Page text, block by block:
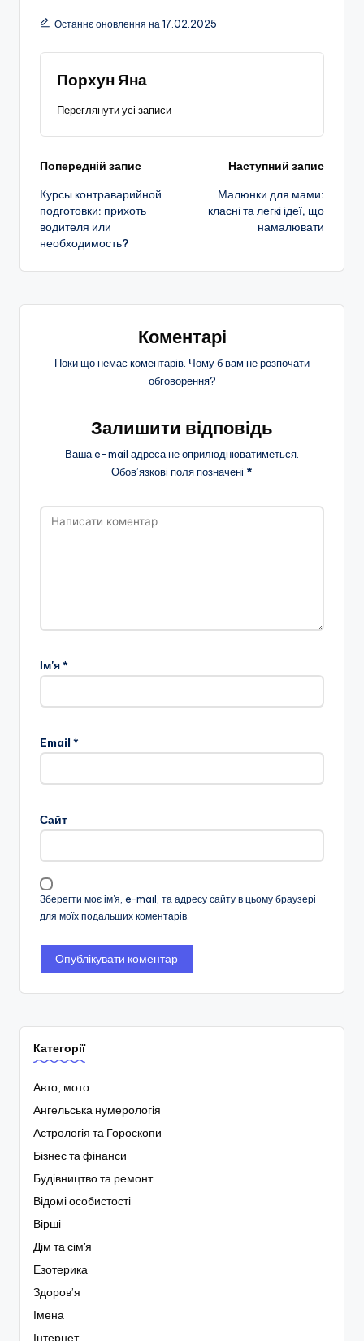
Останнє оновлення на 17.02.2025
Порхун Яна
Переглянути усі записи
Навігація
по
запису
Попередній запис
Курсы контраварийной
подготовки: прихоть
водителя или
необходимость?
Наступний запис
Малюнки для мами:
класні та легкі ідеї, що
намалювати
Коментарі
Поки що немає коментарів. Чому б вам не розпочати
обговорення?
Залишити відповідь
Ваша e-mail адреса не оприлюднюватиметься.
Обов’язкові поля позначені *
Ім'я*
Email *
Сайт
Зберегти моє ім'я, e-mail, та адресу сайту в цьому браузері
для моїх подальших коментарів.
Категорії
Авто, мото
Ангельська нумерологія
Астрологія та Гороскопи
Бізнес та фінанси
Будівництво та ремонт
Відомі особистості
Вірші
Дім та сім'я
Езотерика
Здоров’я
Імена
Інтернет